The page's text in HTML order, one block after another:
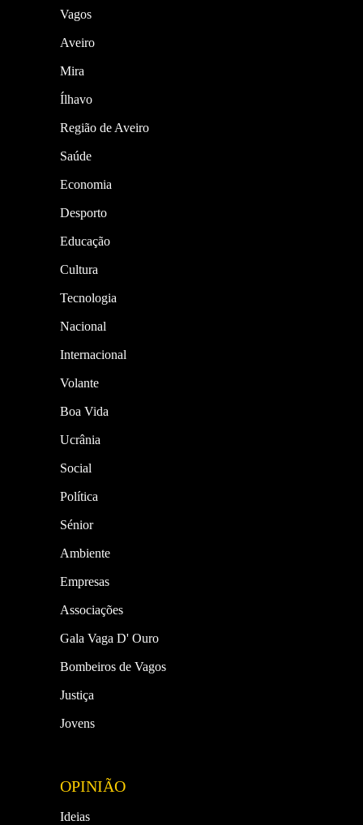
Vagos
Aveiro
Mira
Ílhavo
Região de Aveiro
Saúde
Economia
Desporto
Educação
Cultura
Tecnologia
Nacional
Internacional
Volante
Boa Vida
Ucrânia
Social
Política
Sénior
Ambiente
Empresas
Associações
Gala Vaga D' Ouro
Bombeiros de Vagos
Justiça
Jovens
OPINIÃO
Ideias